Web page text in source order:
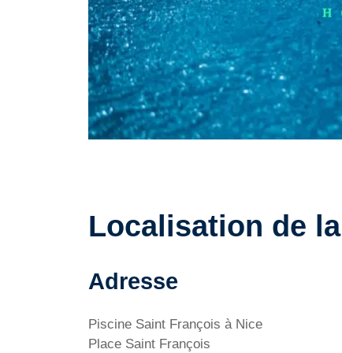
Localisation de
Adresse
Piscine Saint François à Nice
Place Saint François